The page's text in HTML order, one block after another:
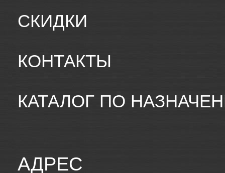
СКИДКИ
КОНТАКТЫ
КАТАЛОГ ПО
АДРЕС